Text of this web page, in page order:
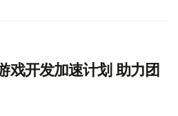
开发加速计划 助力团